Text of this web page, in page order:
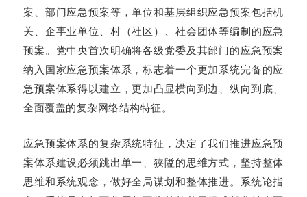
案、部门应急预案等，单位和基层组织应急预案包括机
关、企事业单位、村（社区）、社会团体等编制的应急
预案。党中央首次明确将各级党委及其部门的应急预案
纳入国家应急预案体系，标志着一个更加系统完备的应
急预案体系得以建立，更加凸显横向到边、纵向到底、
全面覆盖的复杂网络结构特征。
应急预案体系的复杂系统特征，决定了我们推进应急预
案体系建设必须跳出单一、狭隘的思维方式，坚持整体
思维和系统观念，做好全局谋划和整体推进。系统论指